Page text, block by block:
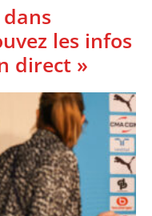
les infos
direct »